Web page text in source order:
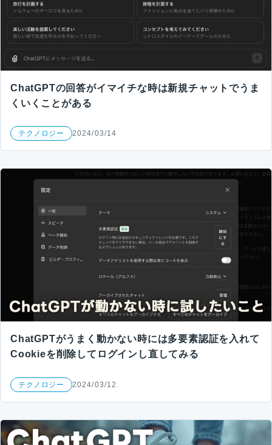
ChatGPTの回答がイマイチな時は新規チャットでうま
くいくことがある
テクノロジー 2024/03/14
ChatGPTがうまく動かない時には多要素認証を入れて
Cookieを削除してログインし直してみる
テクノロジー 2024/03/12